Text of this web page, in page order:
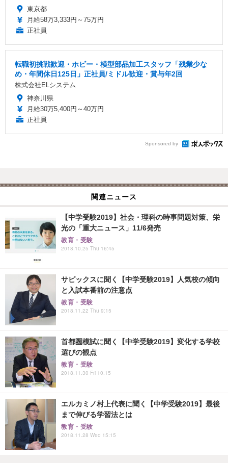
東京都
月給58万3,333円～75万円
正社員
転職初挑戦歓迎・ホビー・模型部品加工スタッフ「残業少な
め・年間休日125日」正社員/ミドル歓迎・賞与年2回
株式会社ELシステム
神奈川県
月給30万5,400円～40万円
正社員
Sponsored by
関連ニュース
【中学受験2019】社会・理科の時事問題対策、栄
光の「重大ニュース」11/6発売
教育・受験
2018.10.25 Thu 16:45
サピックスに聞く【中学受験2019】人気校の傾向
と入試本番前の注意点
教育・受験
2018.11.22 Thu 9:15
首都圏模試に聞く【中学受験2019】変化する学校
選びの観点
教育・受験
2018.11.30 Fri 10:15
エルカミノ村上代表に聞く【中学受験2019】最後
まで伸びる学習法とは
教育・受験
2018.11.28 Wed 15:15